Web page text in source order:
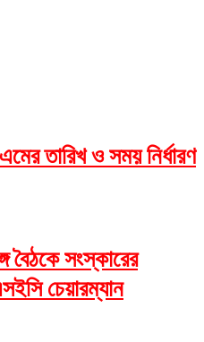
তারিখ ও সময় নির্ধারণ
বৈঠকে সংস্কারের
চেয়ারম্যান